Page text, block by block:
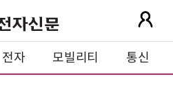
전자 모빌리티 통신